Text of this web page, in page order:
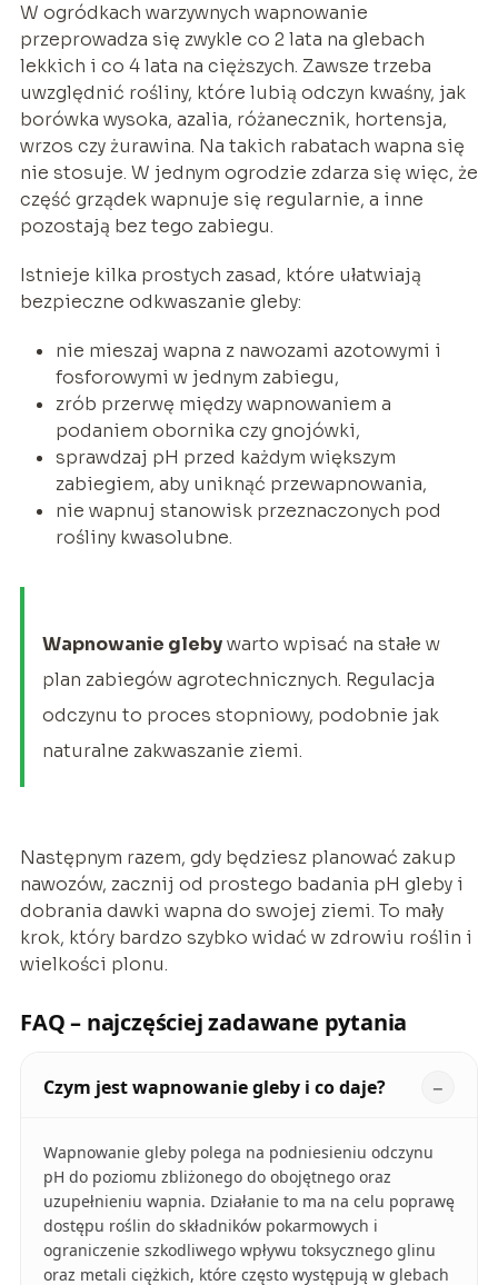
W ogródkach warzywnych wapnowanie
przeprowadza się zwykle co 2 lata na glebach
lekkich i co 4 lata na cięższych. Zawsze trzeba
uwzględnić rośliny, które lubią odczyn kwaśny, jak
borówka wysoka, azalia, różanecznik, hortensja,
wrzos czy żurawina. Na takich rabatach wapna się
nie stosuje. W jednym ogrodzie zdarza się więc, że
część grządek wapnuje się regularnie, a inne
pozostają bez tego zabiegu.
Istnieje kilka prostych zasad, które ułatwiają
bezpieczne odkwaszanie gleby:
nie mieszaj wapna z nawozami azotowymi i
fosforowymi w jednym zabiegu,
zrób przerwę między wapnowaniem a
podaniem obornika czy gnojówki,
sprawdzaj pH przed każdym większym
zabiegiem, aby uniknąć przewapnowania,
nie wapnuj stanowisk przeznaczonych pod
rośliny kwasolubne.
Wapnowanie glebywarto wpisać na stałe w
plan zabiegów agrotechnicznych. Regulacja
odczynu to proces stopniowy, podobnie jak
naturalne zakwaszanie ziemi.
Następnym razem, gdy będziesz planować zakup
nawozów, zacznij od prostego badania pH gleby i
dobrania dawki wapna do swojej ziemi. To mały
krok, który bardzo szybko widać w zdrowiu roślin i
wielkości plonu.
FAQ – najczęściej zadawane pytania
Czym jest wapnowanie gleby i co daje?
Wapnowanie gleby polega na podniesieniu odczynu
pH do poziomu zbliżonego do obojętnego oraz
uzupełnieniu wapnia. Działanie to ma na celu poprawę
dostępu roślin do składników pokarmowych i
ograniczenie szkodliwego wpływu toksycznego glinu
oraz metali ciężkich, które często występują w glebach